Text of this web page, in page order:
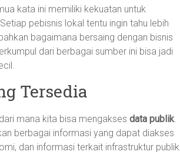
kata ini memiliki kekuatan untuk
pebisnis lokal tentu ingin tahu lebih
bagaimana bersaing dengan bisnis
dari berbagai sumber ini bisa jadi
Tersedia
mana kita bisa mengakses data publik.
berbagai informasi yang dapat diakses
dan informasi terkait infrastruktur publik